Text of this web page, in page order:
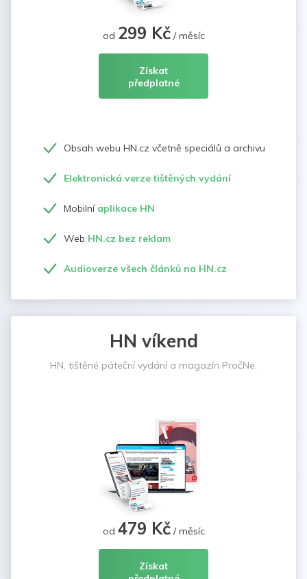
od 299 Kč/ měsíc
Získat
předplatné
Obsah webu HN.cz včetně speciálů a archivu
Elektronická verze tištěných vydání
Mobilní aplikace HN
Web HN.cz bez reklam
Audioverze všech článků na HN.cz
HN víkend
HN, tištěné páteční vydání a magazín PročNe.
od 479 Kč/ měsíc
Získat